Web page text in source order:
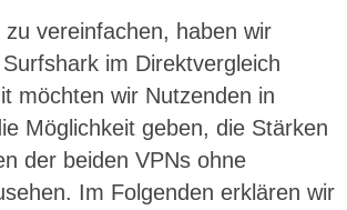
zu vereinfachen, haben wir
im Direktvergleich
möchten wir Nutzenden in
Möglichkeit geben, die Stärken
der beiden VPNs ohne
Im Folgenden erklären wir